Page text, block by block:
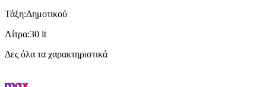
Τάξη:Δημοτικού
Λίτρα:30 lt
Δες όλα τα χαρακτηριστικά